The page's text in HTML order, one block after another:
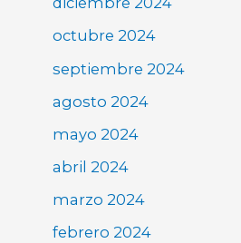
octubre 2024
septiembre 2024
agosto 2024
mayo 2024
abril 2024
marzo 2024
febrero 2024